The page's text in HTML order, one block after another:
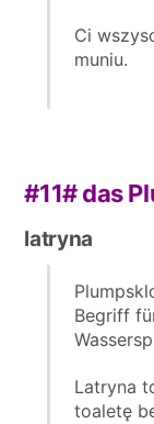
Ci
muniu.
#11#das
latryna
Begriff
Latryna
toaletę